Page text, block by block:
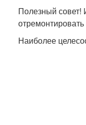
Полезный совет!
Наиболее